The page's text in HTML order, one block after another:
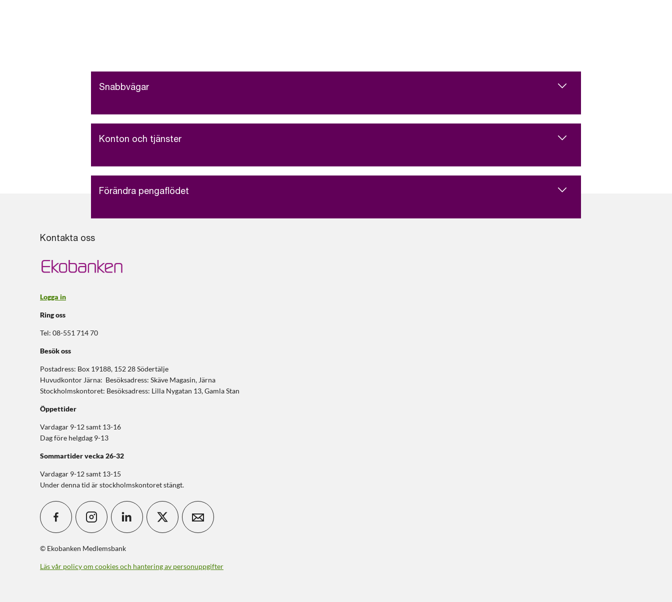
Snabbvägar
Konton och tjänster
Förändra pengaflödet
Kontakta oss
Logga in
Ring oss
Tel: 08-551 714 70
Besök oss
Postadress: Box 19188, 152 28 Södertälje
Huvudkontor Järna: Besöksadress: Skäve Magasin, Järna
Stockholmskontoret: Besöksadress: Lilla Nygatan 13, Gamla Stan
Öppettider
Vardagar 9-12 samt 13-16
Dag före helgdag 9-13
Sommartidervecka 26-32
Vardagar 9-12 samt 13-15
Under denna tid är stockholmskontoret stängt.
© Ekobanken Medlemsbank
Läs vår policy om cookies och hantering av personuppgifter